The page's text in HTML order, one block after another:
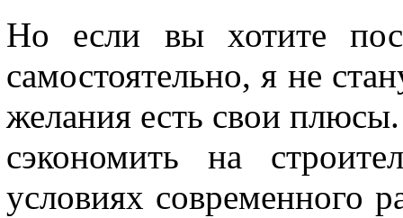
Но если вы хотите
самостоятельно, я не
желания есть свои
сэкономить на
условиях современного